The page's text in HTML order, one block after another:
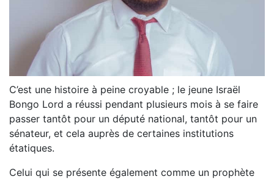
C’est une histoire à peine croyable ; le jeune Israël
Bongo Lord a réussi pendant plusieurs mois à se faire
passer tantôt pour un député national, tantôt pour un
sénateur, et cela auprès de certaines institutions
étatiques.
Celui qui se présente également comme un prophète